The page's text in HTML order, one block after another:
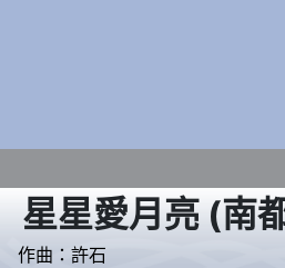
星星愛月亮(南
作曲： 許石